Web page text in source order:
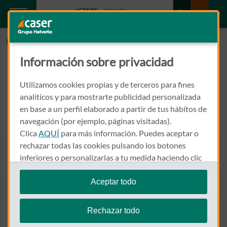
Inicio LAB. DE ANALISIS ANTONI TRILL MARSA
LAB. DE ANALISIS ANTONI TRILL
MARSA
CARRER SANT MARCEL Nº2 (FARMACIA COMPTE)
43730 - FALSET
977 830 914
Llamar a LAB. DE
Ver el mapa en Google Maps
Información sobre privacidad
Utilizamos cookies propias y de terceros para fines
analíticos y para mostrarte publicidad personalizada
en base a un perfil elaborado a partir de tus hábitos de
navegación (por ejemplo, páginas visitadas).
Clica AQUÍ para más información. Puedes aceptar o
rechazar todas las cookies pulsando los botones
inferiores o personalizarlas a tu medida haciendo clic
en"configurar cookies".
Te recordamos que puedes modificar tus ajustes de
cookies en cualquier momento en la sección
Aceptar todo
Rechazar todo